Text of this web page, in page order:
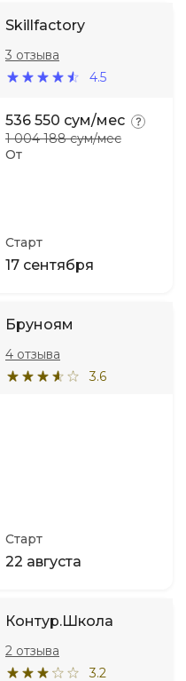
Skillfactory
4.5
3 отзыва
От
536 550 сум/мес
1 004 188 сум/мес
Старт
17 сентября
Бруноям
3.6
4 отзыва
Старт
22 августа
Контур.Школа
3.2
2 отзыва